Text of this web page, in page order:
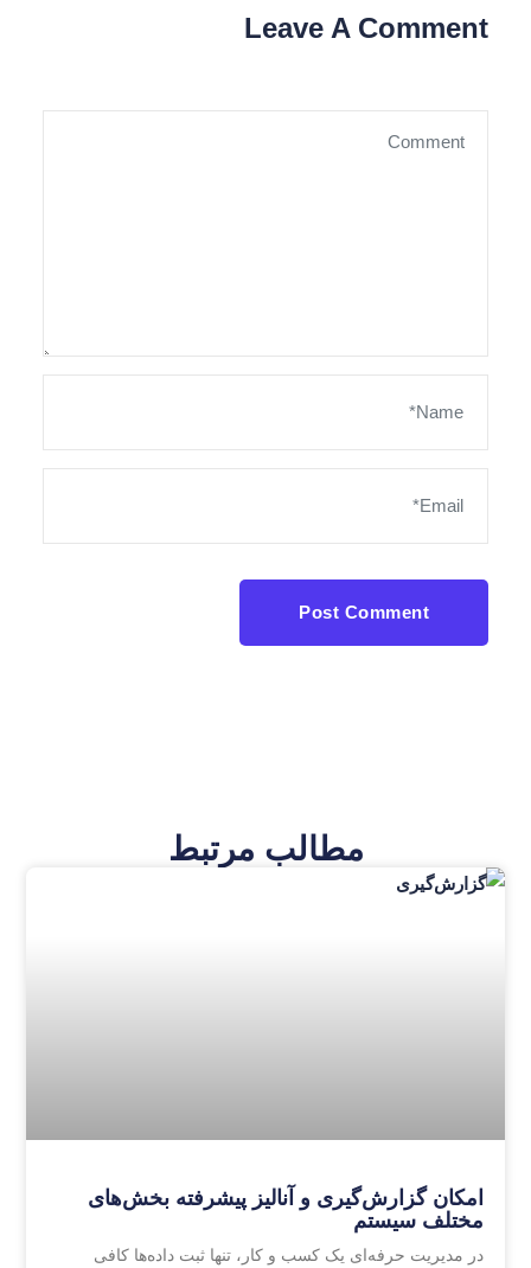
Leave A Comment
Post Comment
مطالب مرتبط
امکان گزارش‌گیری و آنالیز پیشرفته بخش‌های
مختلف سیستم
در مدیریت حرفه‌ای یک کسب‌ و کار، تنها ثبت داده‌ها کافی